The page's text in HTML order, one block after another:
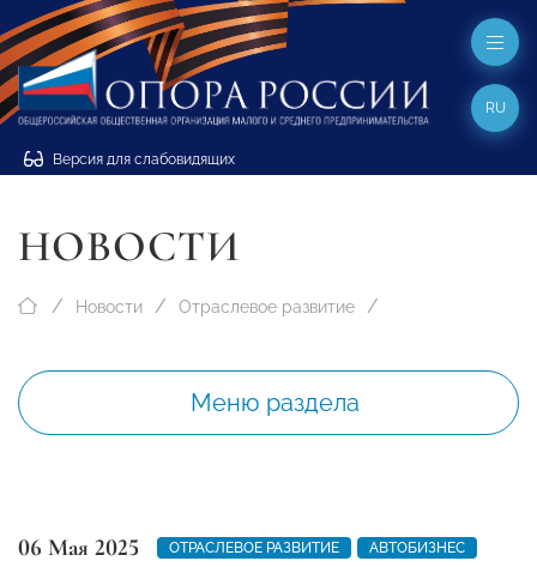
Версия для слабовидящих
RU
НОВОСТИ
Новости Отраслевое развитие
Меню раздела
06 Мая 2025 ОТРАСЛЕВОЕ РАЗВИТИЕ АВТОБИЗНЕС